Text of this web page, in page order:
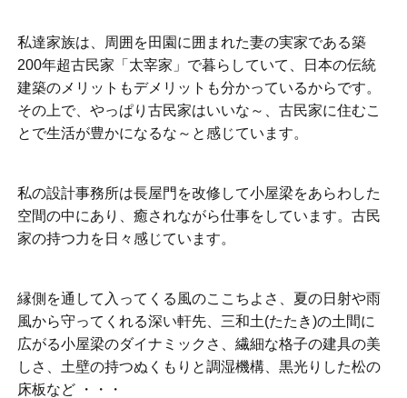
私達家族は、周囲を田園に囲まれた妻の実家である築
200年超古民家「太宰家」で暮らしていて、日本の伝統
建築のメリットもデメリットも分かっているからです。
その上で、やっぱり古民家はいいな～、古民家に住むこ
とで生活が豊かになるな～と感じています。
私の設計事務所は長屋門を改修して小屋梁をあらわした
空間の中にあり、癒されながら仕事をしています。古民
家の持つ力を日々感じています。
縁側を通して入ってくる風のここちよさ、夏の日射や雨
風から守ってくれる深い軒先、三和土(たたき)の土間に
広がる小屋梁のダイナミックさ、繊細な格子の建具の美
しさ、土壁の持つぬくもりと調湿機構、黒光りした松の
床板など ・・・